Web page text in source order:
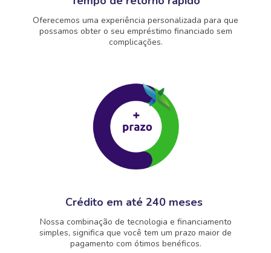
Oferecemos uma experiência personalizada para que
possamos obter o seu empréstimo financiado sem
complicações.
Crédito em até 240 meses
Nossa combinação de tecnologia e financiamento
simples, significa que você tem um prazo maior de
pagamento com ótimos benéficos.